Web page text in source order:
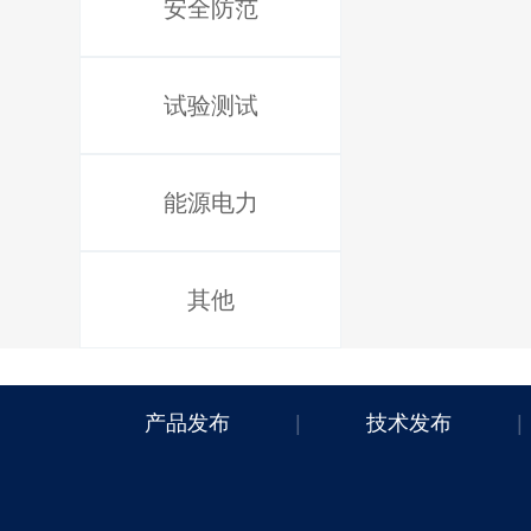
安全防范
试验测试
能源电力
其他
产品发布 技术发布